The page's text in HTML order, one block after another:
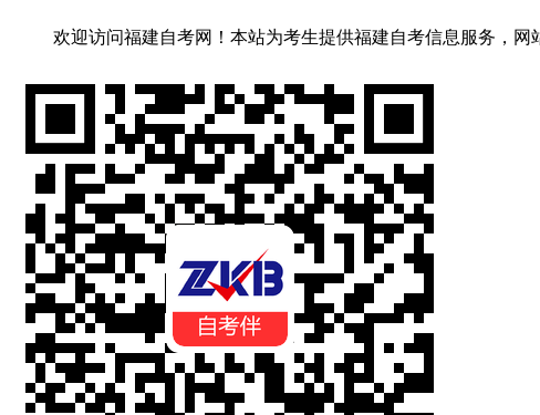
欢迎访问福建自考网！ 本站为考生提供福建自考信息服务，网